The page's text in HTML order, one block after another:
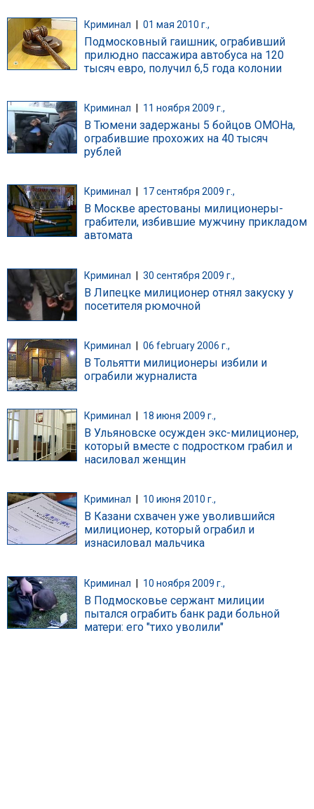
Криминал 01 мая 2010 г.,
Подмосковный гаишник, ограбивший
прилюдно пассажира автобуса на 120
тысяч евро, получил 6,5 года колонии
Криминал 11 ноября 2009 г.,
В Тюмени задержаны 5 бойцов ОМОНа,
ограбившие прохожих на 40 тысяч
рублей
Криминал 17 сентября 2009 г.,
В Москве арестованы милиционеры-
грабители, избившие мужчину прикладом
автомата
Криминал 30 сентября 2009 г.,
В Липецке милиционер отнял закуску у
посетителя рюмочной
Криминал 06 february 2006 г.,
В Тольятти милиционеры избили и
ограбили журналиста
Криминал 18 июня 2009 г.,
В Ульяновске осужден экс-милиционер,
который вместе с подростком грабил и
насиловал женщин
Криминал 10 июня 2010 г.,
В Казани схвачен уже уволившийся
милиционер, который ограбил и
изнасиловал мальчика
Криминал 10 ноября 2009 г.,
В Подмосковье сержант милиции
пытался ограбить банк ради больной
матери: его "тихо уволили"